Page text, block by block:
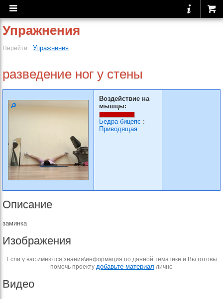
Упражнения
Перейти: Упражнения
разведение ног у стены
Воздействие на
мышцы:
Бедра бицепс :
Приводящая
Описание
заминка
Изображения
Если у вас имеются знания\информация по данной тематике и Вы готовы
помочь проекту добавьте материал лично
Видео